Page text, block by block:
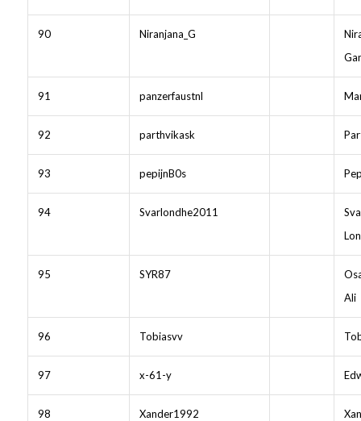
90 Niranjana_G
91 panzerfaustnl
92 parthvikask
93 pepijnB0s
94 Svarlondhe2011
95 SYR87
Ali
96 Tobiasvv
97 x-61-y
98 Xander1992